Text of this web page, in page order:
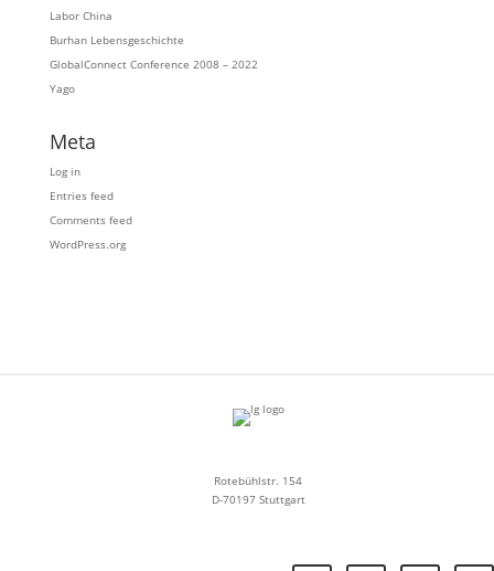
Labor China
Burhan Lebensgeschichte
GlobalConnect Conference 2008 – 2022
Yago
Meta
Log in
Entries feed
Comments feed
WordPress.org
Rotebühlstr. 154
D-70197 Stuttgart